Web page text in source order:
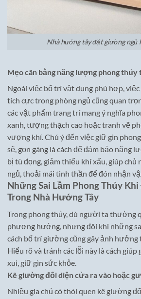
Nhà hướng tây đặt giường ngủ
Mẹo cân bằng năng lượng phong thủy
Ngoài việc bố trí vật dụng phù hợp,
tích cực trong phòng ngủ cũng quan
các vật phẩm trang trí mang ý nghĩa
xanh, tượng thạch cao hoặc tranh vẽ
vượng khí. Chú ý đến việc giữ gìn
sẽ, gọn gàng là cách để đảm bảo năng
bị tù đọng, giảm thiểu khí xấu, giúp chủ
ngủ, thoải mái tinh thần để đón nhận
Những Sai Lầm Phong Thủy
Trong Nhà Hướng Tây
Trong phong thủy, dù người ta thường
phương hướng, nhưng đôi khi những
cách bố trí giường cũng gây ảnh hưởng
Hiểu rõ và tránh các lỗi này là cách giúp
xui, giữ gìn sức khỏe.
Kê giường đối diện cửa ra vào hoặc
Nhiều gia chủ có thói quen kê giường